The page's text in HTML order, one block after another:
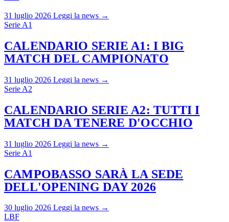
31 luglio 2026 Leggi la news →
Serie A1
CALENDARIO SERIE A1: I BIG
MATCH DEL CAMPIONATO
31 luglio 2026 Leggi la news →
Serie A2
CALENDARIO SERIE A2: TUTTI I
MATCH DA TENERE D'OCCHIO
31 luglio 2026 Leggi la news →
Serie A1
CAMPOBASSO SARÀ LA SEDE
DELL'OPENING DAY 2026
30 luglio 2026 Leggi la news →
LBF